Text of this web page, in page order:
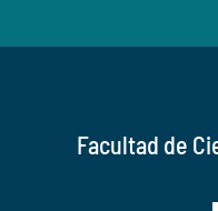
Facultad de